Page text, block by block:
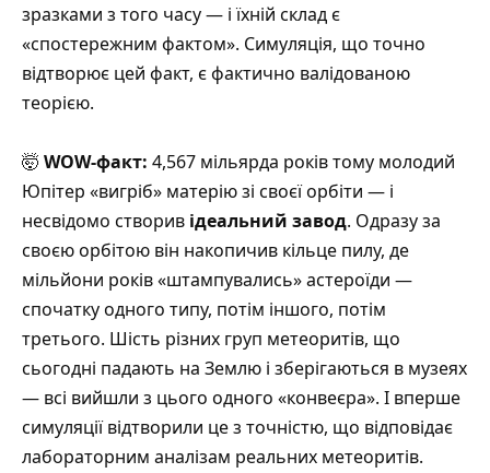
зразками з того часу — і їхній склад є
«спостережним фактом». Симуляція, що точно
відтворює цей факт, є фактично валідованою
теорією.
🤯 WOW-факт: 4,567 мільярда років тому молодий
Юпітер «вигріб» матерію зі своєї орбіти — і
несвідомо створив ідеальний завод. Одразу за
своєю орбітою він накопичив кільце пилу, де
мільйони років «штампувались» астероїди —
спочатку одного типу, потім іншого, потім
третього. Шість різних груп метеоритів, що
сьогодні падають на Землю і зберігаються в музеях
— всі вийшли з цього одного «конвеєра». І вперше
симуляції відтворили це з точністю, що відповідає
лабораторним аналізам реальних метеоритів.